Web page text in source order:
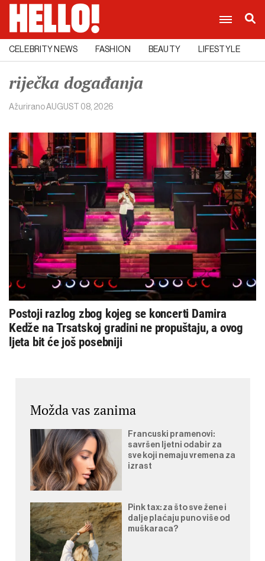
CELEBRITY NEWS FASHION BEAUTY LIFESTYLE
riječka događanja
AžuriranoAUGUST 08, 2026
Postoji razlog zbog kojeg se koncerti Damira
Kedže na Trsatskoj gradini ne propuštaju, a ovog
ljeta bit će još posebniji
Možda vas zanima
Francuski pramenovi:
savršen ljetni odabir za
sve koji nemaju vremena za
izrast
Pink tax: za što sve žene i
dalje plaćaju puno više od
muškaraca?